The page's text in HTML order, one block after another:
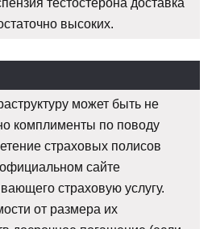
высоких.
может быть не
комплименты по поводу
страховых полисов
сайте
страховую услугу.
от размера их